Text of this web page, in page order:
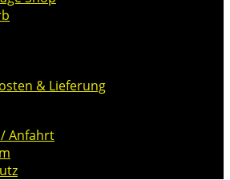
& Lieferung
Anfahrt